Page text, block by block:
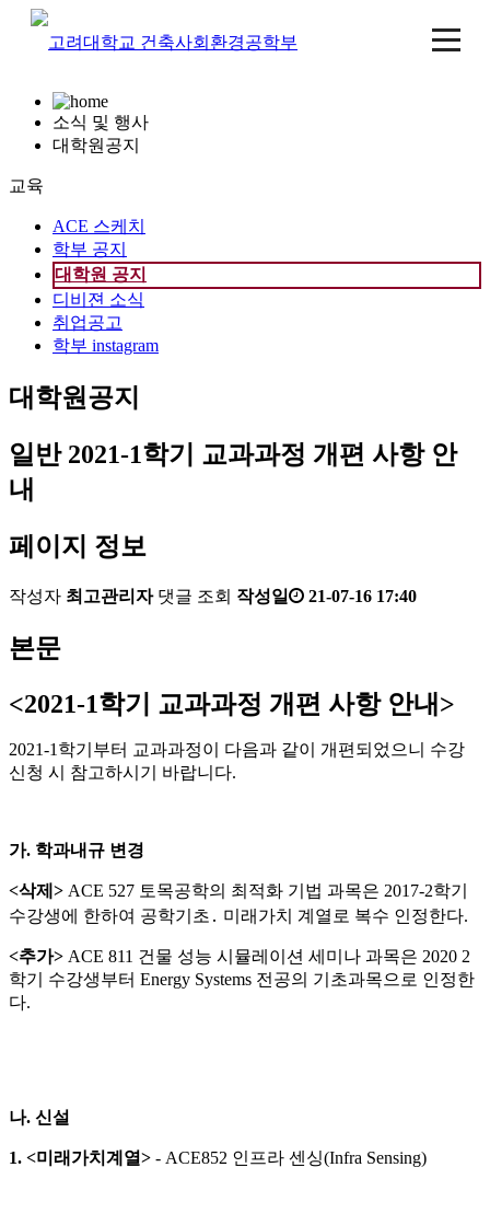
소식 및 행사
대학원공지
교육
ACE 스케치
학부 공지
대학원 공지
디비젼 소식
취업공고
학부 instagram
대학원공지
일반 2021-1학기 교과과정 개편 사항 안
내
페이지 정보
작성자 최고관리자 댓글 조회 작성일 21-07-16 17:40
본문
<2021-1학기 교과과정 개편 사항 안내>
2021-1학기부터 교과과정이 다음과 같이 개편되었으니 수강
신청 시 참고하시기 바랍니다.
가. 학과내규 변경
<삭제> ACE 527 토목공학의 최적화 기법 과목은 2017-2학기
수강생에 한하여 공학기초․ 미래가치 계열로 복수 인정한다.
<추가> ACE 811 건물 성능 시뮬레이션 세미나 과목은 2020 2
학기 수강생부터 Energy Systems 전공의 기초과목으로 인정한
다.
나. 신설
1. <미래가치계열> - ACE852 인프라 센싱(Infra Sensing)